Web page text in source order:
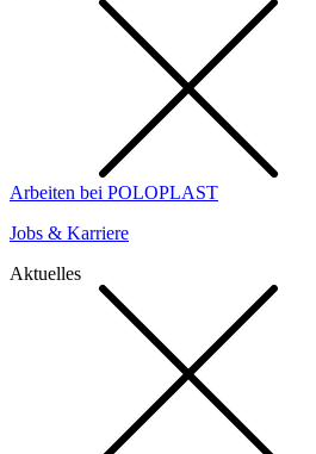
Arbeiten bei POLOPLAST
Jobs & Karriere
Aktuelles